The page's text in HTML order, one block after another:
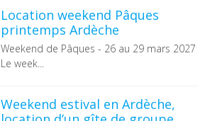
Location weekend Pâques
printemps Ardèche
Weekend de Pâques - 26 au 29 mars 2027
Le week...
Weekend estival en Ardèche,